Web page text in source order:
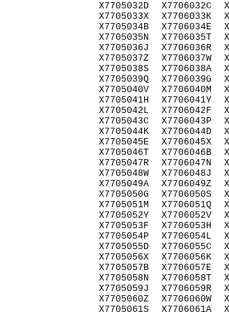
X7705032D
X7705033X
X7705034B
X7705035N
X7705036J
X7705037Z
X7705038S
X7705039Q
X7705040V
X7705041H
X7705042L
X7705043C
X7705044K
X7705045E
X7705046T
X7705047R
X7705048W
X7705049A
X7705050G
X7705051M
X7705052Y
X7705053F
X7705054P
X7705055D
X7705056X
X7705057B
X7705058N
X7705059J
X7705060Z
X7705061S
X7706032C
X7706033K
X7706034E
X7706035T
X7706036R
X7706037W
X7706038A
X7706039G
X7706040M
X7706041Y
X7706042F
X7706043P
X7706044D
X7706045X
X7706046B
X7706047N
X7706048J
X7706049Z
X7706050S
X7706051Q
X7706052V
X7706053H
X7706054L
X7706055C
X7706056K
X7706057E
X7706058T
X7706059R
X7706060W
X7706061A